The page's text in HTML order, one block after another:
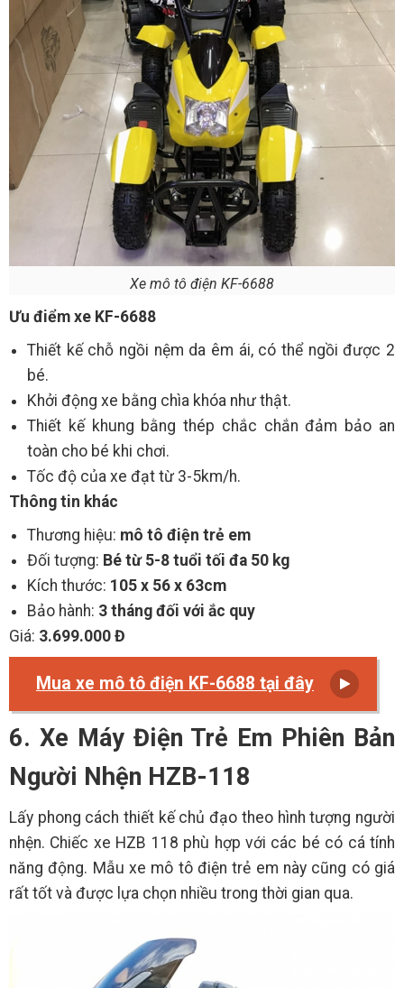
Xe mô tô điện KF-6688
Ưu điểm xe KF-6688
Thiết kế chỗ ngồi nệm da êm ái, có thể ngồi được 2
bé.
Khởi động xe bằng chìa khóa như thật.
Thiết kế khung bằng thép chắc chắn đảm bảo an
toàn cho bé khi chơi.
Tốc độ của xe đạt từ 3-5km/h.
Thông tin khác
Thương hiệu: mô tô điện trẻ em
Đối tượng: Bé từ 5-8 tuổi tối đa 50 kg
Kích thước: 105 x 56 x 63cm
Bảo hành: 3 tháng đối với ắc quy
Giá: 3.699.000 Đ
Mua xe mô tô điện KF-6688 tại đây
6. Xe Máy Điện Trẻ Em Phiên Bản
Người Nhện HZB-118
Lấy phong cách thiết kế chủ đạo theo hình tượng người
nhện. Chiếc xe HZB 118 phù hợp với các bé có cá tính
năng động. Mẫu xe mô tô điện trẻ em này cũng có giá
rất tốt và được lựa chọn nhiều trong thời gian qua.